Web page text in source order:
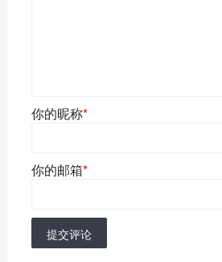
你的昵称*
你的邮箱*
提交评论